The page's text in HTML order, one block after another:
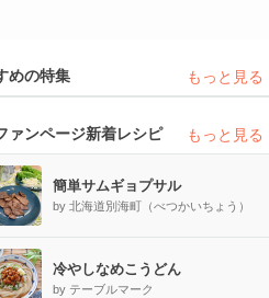
めの特集 もっと見る
ァンページ新着レシピ もっと見る
簡単サムギョプサル
by 北海道別海町（べつかいちょう）
冷やしなめこうどん
by テーブルマーク